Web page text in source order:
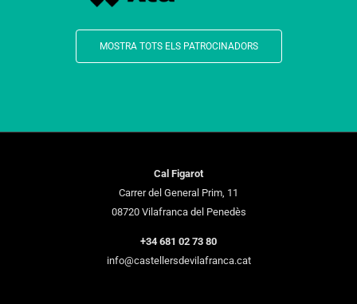
MOSTRA TOTS ELS PATROCINADORS
Cal Figarot
Carrer del General Prim, 11
08720 Vilafranca del Penedès
+34 681 02 73 80
info@castellersdevilafranca.cat